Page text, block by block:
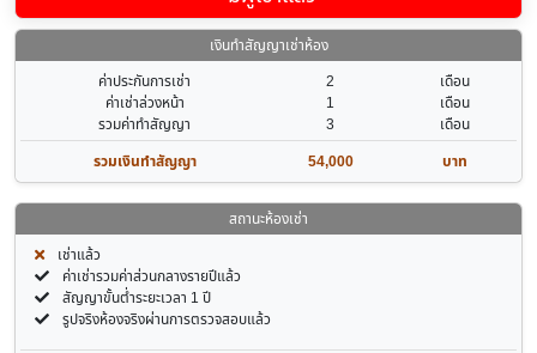
เงินทำสัญญาเช่าห้อง
ค่าประกันการเช่า
2
เดือน
ค่าเช่าล่วงหน้า
1
เดือน
รวมค่าทำสัญญา
3
เดือน
รวมเงินทำสัญญา
54,000 บาท
สถานะห้องเช่า
เช่าแล้ว
ค่าเช่ารวมค่าส่วนกลางรายปีแล้ว
สัญญาขั้นต่ำระยะเวลา 1 ปี
รูปจริงห้องจริงผ่านการตรวจสอบแล้ว